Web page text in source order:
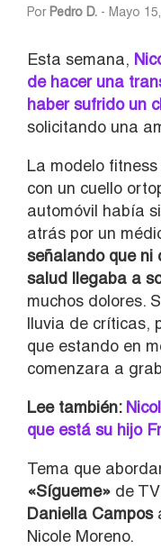
Por Pedro D. - Mayo
Esta semana,
de hacer una
haber sufrido un
solicitando una
La modelo
con un cuello
automóvil había
atrás por un
señalando que ni
salud llegaba a
muchos dolores.
lluvia de críticas,
que estando en
comenzara a
Lee también:
que está su hijo
Tema que
«Sígueme» de
Daniella Campos
Nicole Moreno.